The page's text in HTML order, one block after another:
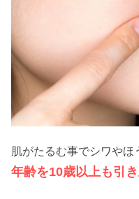
肌がたるむ事でシワやほ
年齢を10歳以上も引